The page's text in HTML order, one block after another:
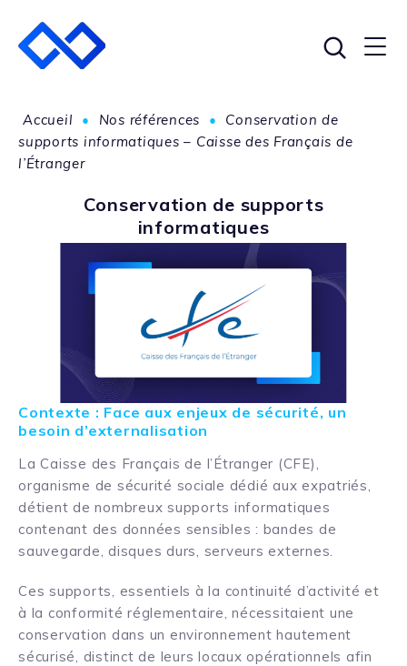
Accueil • Nos références •
Conservation de
supports informatiques – Caisse des Français de
l’Étranger
Conservation de supports
informatiques
Contexte : Face aux enjeux de sécurité, un
besoin d’externalisation
La Caisse des Français de l’Étranger (CFE),
organisme de sécurité sociale dédié aux expatriés,
détient de nombreux supports informatiques
contenant des données sensibles : bandes de
sauvegarde, disques durs, serveurs externes.
Ces supports, essentiels à la continuité d’activité et
à la conformité réglementaire, nécessitaient une
conservation dans un environnement hautement
sécurisé, distinct de leurs locaux opérationnels afin